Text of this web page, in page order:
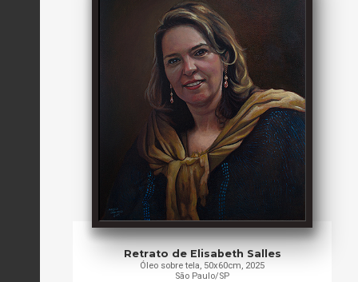
Retrato de Elisabeth Salles
Óleo sobre tela, 50x60cm, 2025
São Paulo/SP